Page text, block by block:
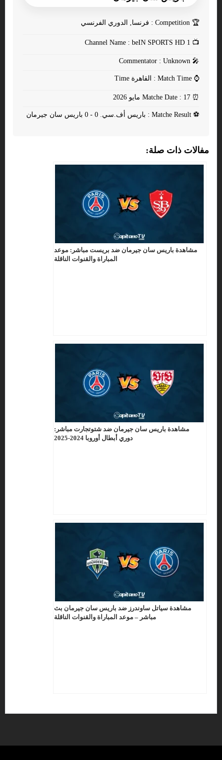
🏆
📺
🎤
⌚
⏰
⚽
مفالات ذات صلة:
مشاهدة باريس سان جيرمان ضد بريست مباشر: موعد
المباراة والقنوات الناقلة
مشاهدة باريس سان جيرمان ضد شتوتجارت مباشر:
دوري أبطال أوروبا 2024-2025
مشاهدة سياتل ساوندرز ضد باريس سان جيرمان بث
مباشر – موعد المباراة والقنوات الناقلة